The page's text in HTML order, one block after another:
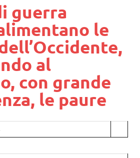
guerra
le
al
con grande
le paure